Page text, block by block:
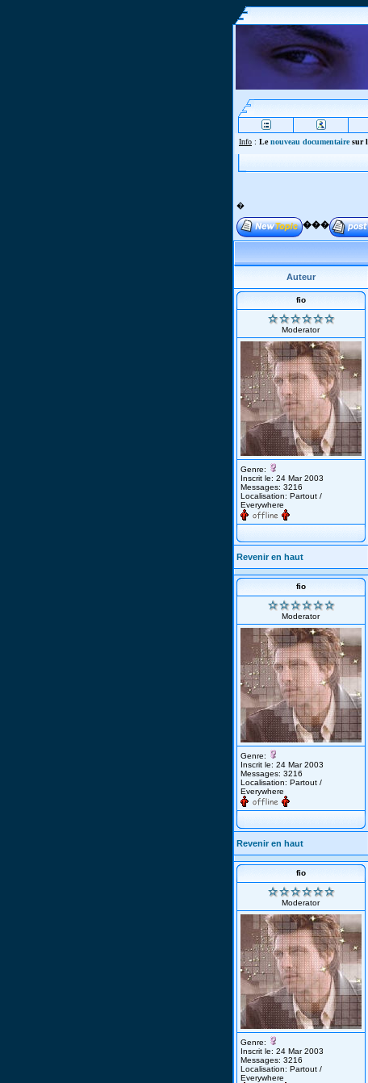
Info : Lenouveau documentairesur
�
���
Auteur
fio
Moderator
Genre:
Inscrit le: 24 Mar 2003
Messages: 3216
Localisation: Partout /
Everywhere
Revenir en haut
fio
Moderator
Genre:
Inscrit le: 24 Mar 2003
Messages: 3216
Localisation: Partout /
Everywhere
Revenir en haut
fio
Moderator
Genre:
Inscrit le: 24 Mar 2003
Messages: 3216
Localisation: Partout /
Everywhere